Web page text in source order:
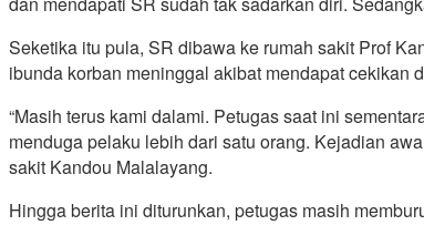
Seketika itu pula, SR dibawa ke rumah sakit Prof
ibunda korban meninggal akibat mendapat cekikan
“Masih terus kami dalami. Petugas saat ini
menduga pelaku lebih dari satu orang. Kejadian
sakit Kandou Malalayang.
Hingga berita ini diturunkan, petugas masih